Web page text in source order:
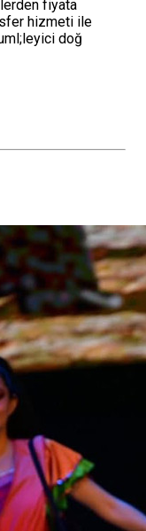
fiyata
hizmeti ile
doğ